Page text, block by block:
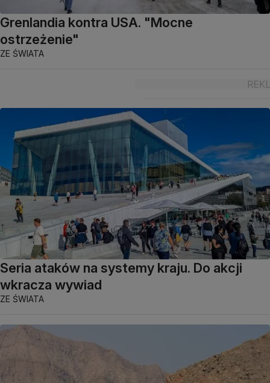
Grenlandia kontra USA. "Mocne
ostrzeżenie"
ZE ŚWIATA
Seria ataków na systemy kraju. Do akcji
wkracza wywiad
ZE ŚWIATA